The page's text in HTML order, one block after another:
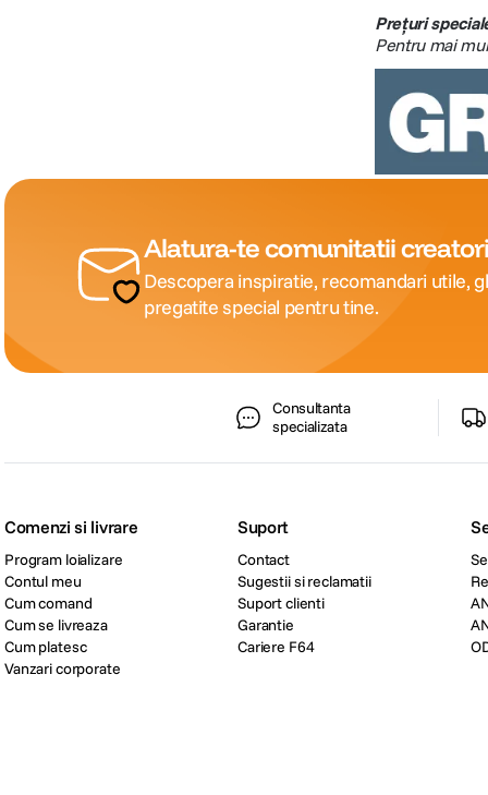
Prețuri
Pentru mai
Alatura-te comunitatii
Descopera inspiratie, recomandari utile,
pregatite special pentru tine.
Consultanta
specializata
Comenzi si livrare
Program loializare
Contul meu
Cum comand
Cum se livreaza
Cum platesc
Vanzari corporate
Suport
Contact
Sugestii si reclamatii
Suport clienti
Garantie
Cariere F64